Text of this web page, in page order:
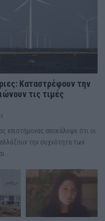
Καταστρέφουν την
τις τιμές
επιστήμονας αποκάλυψε ότι οι
την συχνότητα των